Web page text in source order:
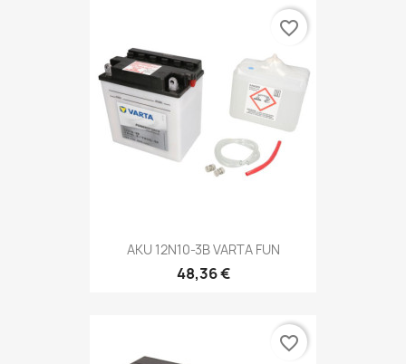
AKU 12N10-3B VARTA FUN
48,36 €
favorite_border
favorite_border